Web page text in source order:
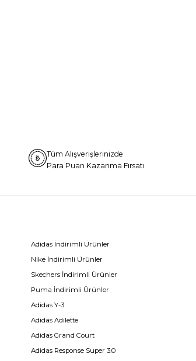
Tüm Alışverişlerinizde
Para Puan Kazanma Fırsatı
Adidas İndirimli Ürünler
Nike İndirimli Ürünler
Skechers İndirimli Ürünler
Puma İndirimli Ürünler
Adidas Y-3
Adidas Adilette
Adidas Grand Court
Adidas Response Super 3.0